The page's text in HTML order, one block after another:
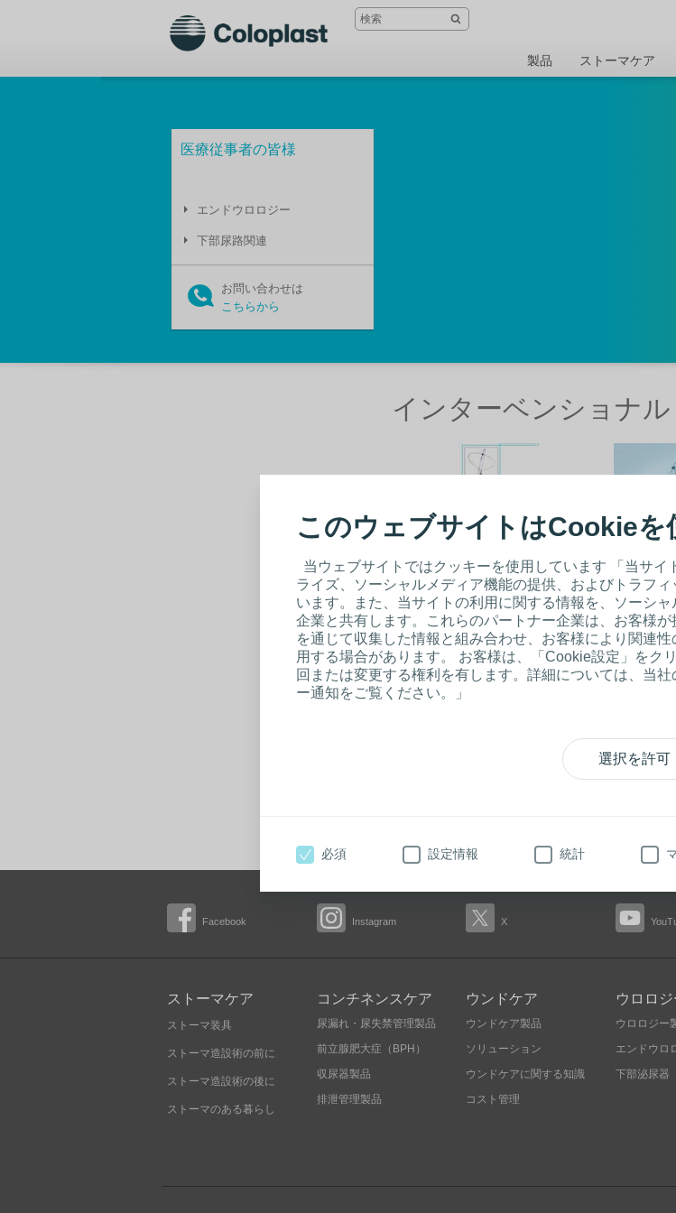
このウェブサイトはCookieを
当ウェブサイトではクッキーを使用しています 「当サイ
ライズ、ソーシャルメディア機能の提供、およびトラフ
います。また、当サイトの利用に関する情報を、ソーシ
企業と共有します。これらのパートナー企業は、お客様
を通じて収集した情報と組み合わせ、お客様により関連
用する場合があります。 お客様は、「Cookie設定」をク
回または変更する権利を有します。詳細については、当
ー通知をご覧ください。」
選択を許可
必須 設定情報 統計
製品 ストーマケア
医療従事者の皆様
エンドウロロジー
下部尿路関連
お問い合わせは
こちらから
インターベンショナ
ウロロジー
総合カタログ
コロプラスト ウロロジー製品総合カタ
ログ。 一般的名称・クラス分類、関連
する手技料等記載しています。
エン
尿管ステ
クセスシ
カテーテル
内視鏡治
※2025年10月1日より株式会社キースマックへ販売を
Facebook Instagram X
ストーマケア
ストーマ装具
ストーマ造設術の前に
ストーマ造設術の後に
ストーマのある暮らし
コンチネンスケア
尿漏れ・尿失禁管理製品
前立腺肥大症（BPH）
収尿器製品
排泄管理製品
ウンドケア
ウンドケア製品
ソリューション
ウンドケアに関する知識
コスト管理
ウロロジ
ウロロジー
エンドウロ
下部泌尿器